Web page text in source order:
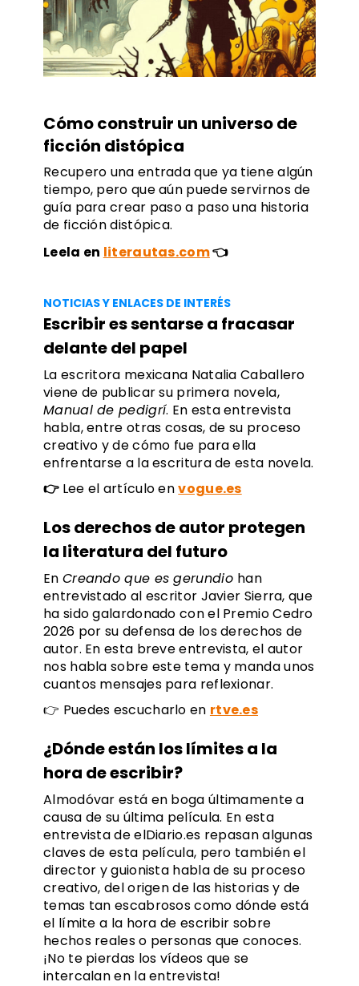
Cómo construir un universo de
ficción distópica
Recupero una entrada que ya tiene algún
tiempo, pero que aún puede servirnos de
guía para crear paso a paso una historia
de ficción distópica.
Leela en literautas.com👈
NOTICIAS Y ENLACES DE INTERÉS
Escribir es sentarse a fracasar
delante del papel
La escritora mexicana Natalia Caballero
viene de publicar su primera novela,
Manual de pedigrí. En esta entrevista
habla, entre otras cosas, de su proceso
creativo y de cómo fue para ella
enfrentarse a la escritura de esta novela.
👉 Lee el artículo envogue.es
Los derechos de autor protegen
la literatura del futuro
En Creando que es gerundio han
entrevistado al escritor Javier Sierra, que
ha sido galardonado con el Premio Cedro
2026 por su defensa de los derechos de
autor. En esta breve entrevista, el autor
nos habla sobre este tema y manda unos
cuantos mensajes para reflexionar.
👉 Puedes escucharlo en rtve.es
¿Dónde están los límites a la
hora de escribir?
Almodóvar está en boga últimamente a
causa de su última película. En esta
entrevista de elDiario.es repasan algunas
claves de esta película, pero también el
director y guionista habla de su proceso
creativo, del origen de las historias y de
temas tan escabrosos como dónde está
el límite a la hora de escribir sobre
hechos reales o personas que conoces.
¡No te pierdas los vídeos que se
intercalan en la entrevista!